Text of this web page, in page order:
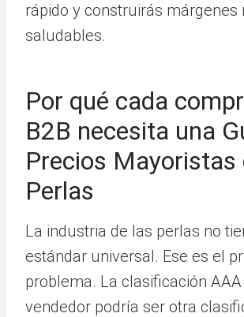
rápido y construirás márgenes
saludables.
Por qué cada
B2B necesita una
Precios Mayoristas
Perlas
La industria de las perlas no
estándar universal. Ese es el
problema. La clasificación
vendedor podría ser otra